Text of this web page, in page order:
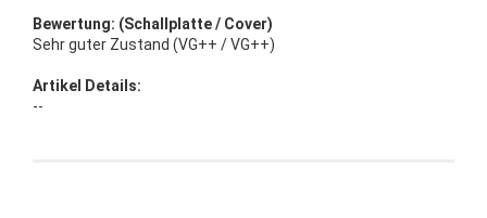
Bewertung: (Schallplatte / Cover)
Sehr guter Zustand (VG++ / VG++)
Artikel Details:
--